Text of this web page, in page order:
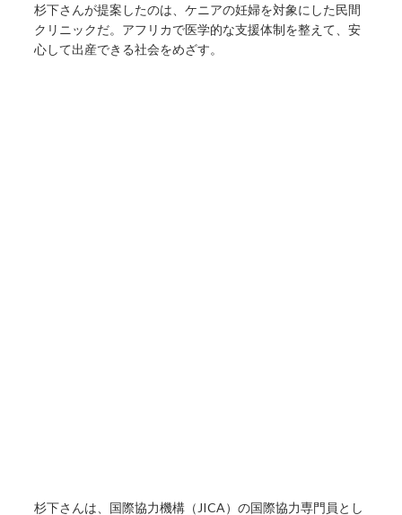
杉下さんが提案したのは、ケニアの妊婦を対象にした民間
クリニックだ。アフリカで医学的な支援体制を整えて、安
心して出産できる社会をめざす。
杉下さんは、国際協力機構（JICA）の国際協力専門員とし